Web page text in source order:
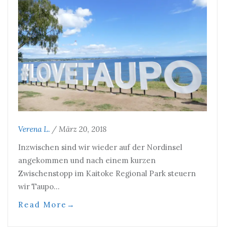
Verena L. / März 20, 2018
Inzwischen sind wir wieder auf der Nordinsel
angekommen und nach einem kurzen
Zwischenstopp im Kaitoke Regional Park steuern
wir Taupo…
Read More →